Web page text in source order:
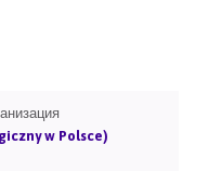
w Polsce)